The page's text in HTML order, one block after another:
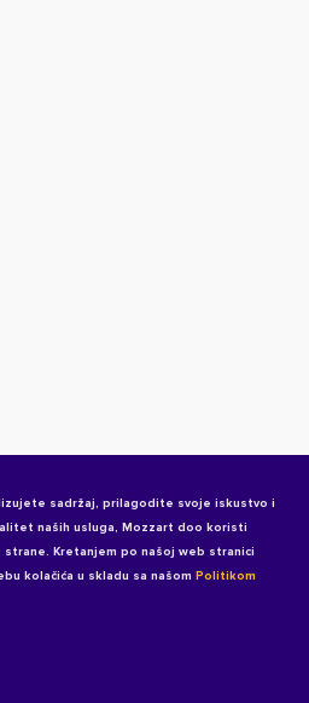
sadržaj, prilagodite svoje iskustvo i
naših usluga, Mozzart doo koristi
Kretanjem po našoj web stranici
kolačića u skladu sa našom Politikom